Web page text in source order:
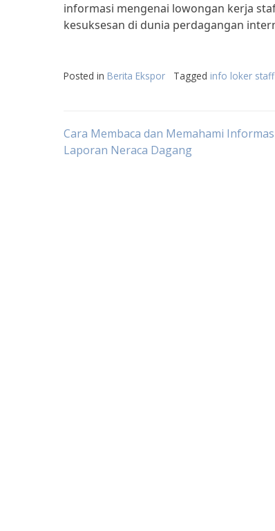
informasi mengenai lowongan kerja
kesuksesan di dunia perdagangan
Posted in Berita Ekspor Tagged info loker
Post
Cara Membaca dan Memahami
Laporan Neraca Dagang